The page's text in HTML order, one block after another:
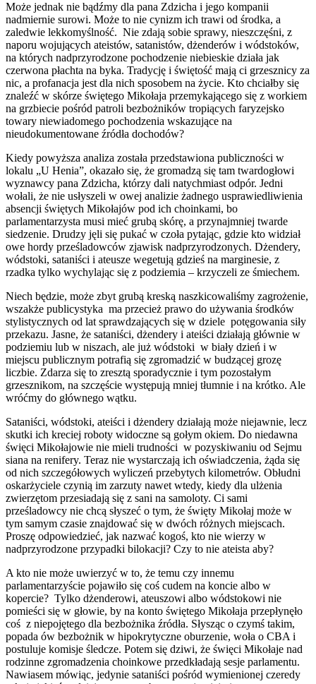
Może jednak nie bądźmy dla pana Zdzicha i jego kompanii
nadmiernie surowi. Może to nie cynizm ich trawi od środka, a
zaledwie lekkomyślność. Nie zdają sobie sprawy, nieszczęśni, z
naporu wojujących ateistów, satanistów, dżenderów i wódstoków,
na których nadprzyrodzone pochodzenie niebieskie działa jak
czerwona płachta na byka. Tradycję i świętość mają ci grzesznicy za
nic, a profanacja jest dla nich sposobem na życie. Kto chciałby się
znaleźć w skórze świętego Mikołaja przemykającego się z workiem
na grzbiecie pośród patroli bezbożników tropiących faryzejsko
towary niewiadomego pochodzenia wskazujące na
nieudokumentowane źródła dochodów?
Kiedy powyższa analiza została przedstawiona publiczności w
lokalu „U Henia”, okazało się, że gromadzą się tam twardogłowi
wyznawcy pana Zdzicha, którzy dali natychmiast odpór. Jedni
wołali, że nie usłyszeli w owej analizie żadnego usprawiedliwienia
absencji świętych Mikołajów pod ich choinkami, bo
parlamentarzysta musi mieć grubą skórę, a przynajmniej twarde
siedzenie. Drudzy jęli się pukać w czoła pytając, gdzie kto widział
owe hordy prześladowców zjawisk nadprzyrodzonych. Dżendery,
wódstoki, sataniści i ateusze wegetują gdzieś na marginesie, z
rzadka tylko wychylając się z podziemia – krzyczeli ze śmiechem.
Niech będzie, może zbyt grubą kreską naszkicowaliśmy zagrożenie,
wszakże publicystyka ma przecież prawo do używania środków
stylistycznych od lat sprawdzających się w dziele potęgowania siły
przekazu. Jasne, że sataniści, dżendery i ateiści działają głównie w
podziemiu lub w niszach, ale już wódstoki w biały dzień i w
miejscu publicznym potrafią się zgromadzić w budzącej grozę
liczbie. Zdarza się to zresztą sporadycznie i tym pozostałym
grzesznikom, na szczęście występują mniej tłumnie i na krótko. Ale
wróćmy do głównego wątku.
Sataniści, wódstoki, ateiści i dżendery działają może niejawnie, lecz
skutki ich kreciej roboty widoczne są gołym okiem. Do niedawna
święci Mikołajowie nie mieli trudności w pozyskiwaniu od Sejmu
siana na renifery. Teraz nie wystarczają ich oświadczenia, żąda się
od nich szczegółowych wyliczeń przebytych kilometrów. Obłudni
oskarżyciele czynią im zarzuty nawet wtedy, kiedy dla ulżenia
zwierzętom przesiadają się z sani na samoloty. Ci sami
prześladowcy nie chcą słyszeć o tym, że święty Mikołaj może w
tym samym czasie znajdować się w dwóch różnych miejscach.
Proszę odpowiedzieć, jak nazwać kogoś, kto nie wierzy w
nadprzyrodzone przypadki bilokacji? Czy to nie ateista aby?
A kto nie może uwierzyć w to, że temu czy innemu
parlamentarzyście pojawiło się coś cudem na koncie albo w
kopercie? Tylko dżenderowi, ateuszowi albo wódstokowi nie
pomieści się w głowie, by na konto świętego Mikołaja przepłynęło
coś z niepojętego dla bezbożnika źródła. Słysząc o czymś takim,
popada ów bezbożnik w hipokrytyczne oburzenie, woła o CBA i
postuluje komisje śledcze. Potem się dziwi, że święci Mikołaje nad
rodzinne zgromadzenia choinkowe przedkładają sesje parlamentu.
Nawiasem mówiąc, jedynie sataniści pośród wymienionej czeredy